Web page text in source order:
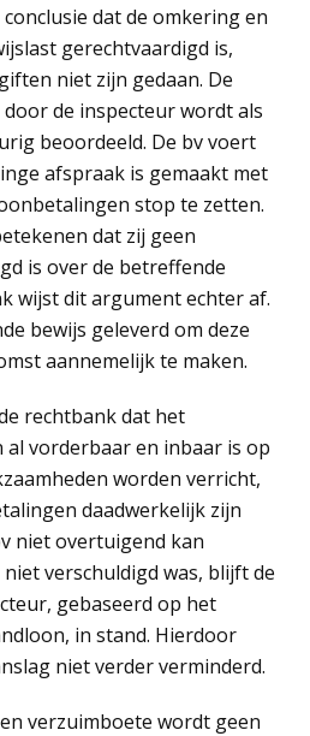
dat de omkering en
gerechtvaardigd is,
niet zijn gedaan. De
de inspecteur wordt als
beoordeeld. De bv voert
afspraak is gemaakt met
stop te zetten.
dat zij geen
is over de betreffende
wijst dit argument echter af.
bewijs geleverd om deze
aannemelijk te maken.
rechtbank dat het
vorderbaar en inbaar is op
worden verricht,
daadwerkelijk zijn
niet overtuigend kan
verschuldigd was, blijft de
gebaseerd op het
in stand. Hierdoor
niet verder verminderd.
verzuimboete wordt geen